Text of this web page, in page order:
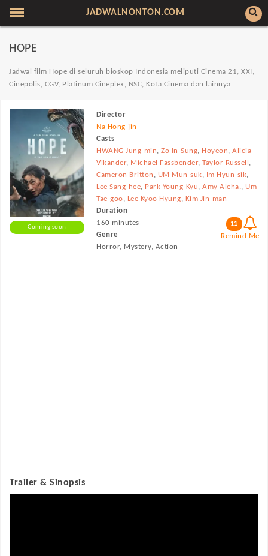
JADWALNONTON.COM
HOPE
Jadwal film Hope di seluruh bioskop Indonesia meliputi Cinema 21, XXI,
Cinepolis, CGV, Platinum Cineplex, NSC, Kota Cinema dan lainnya.
Coming soon
Director
Na Hong-jin
Casts
HWANG Jung-min,Zo In-Sung, Hoyeon,Alicia
Vikander, Michael Fassbender,Taylor Russell ,
Cameron Britton , UM Mun-suk, Im Hyun-sik,
Lee Sang-hee, Park Young-Kyu,Amy Aleha., Um
Tae-goo, Lee Kyoo Hyung, Kim Jin-man
Duration
160 minutes
Genre
Horror, Mystery, Action
11
Remind Me
Trailer & Sinopsis